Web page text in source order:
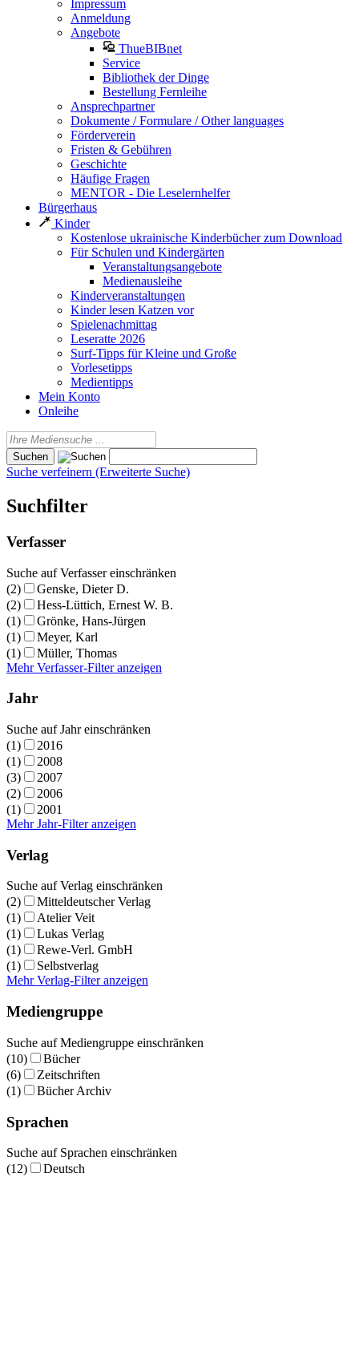
Impressum
Anmeldung
Angebote
ThueBIBnet
Service
Bibliothek der Dinge
Bestellung Fernleihe
Ansprechpartner
Dokumente / Formulare / Other languages
Förderverein
Fristen & Gebühren
Geschichte
Häufige Fragen
MENTOR - Die Leselernhelfer
Bürgerhaus
Kinder
Kostenlose ukrainische Kinderbücher zum Download
Für Schulen und Kindergärten
Veranstaltungsangebote
Medienausleihe
Kinderveranstaltungen
Kinder lesen Katzen vor
Spielenachmittag
Leseratte 2026
Surf-Tipps für Kleine und Große
Vorlesetipps
Medientipps
Mein Konto
Onleihe
Suche verfeinern (Erweiterte Suche)
Suchfilter
Verfasser
Suche auf Verfasser einschränken
(2)
Genske, Dieter D.
(2)
Hess-Lüttich, Ernest W. B.
(1)
Grönke, Hans-Jürgen
(1)
Meyer, Karl
(1)
Müller, Thomas
Mehr Verfasser-Filter anzeigen
Jahr
Suche auf Jahr einschränken
(1)
2016
(1)
2008
(3)
2007
(2)
2006
(1)
2001
Mehr Jahr-Filter anzeigen
Verlag
Suche auf Verlag einschränken
(2)
Mitteldeutscher Verlag
(1)
Atelier Veit
(1)
Lukas Verlag
(1)
Rewe-Verl. GmbH
(1)
Selbstverlag
Mehr Verlag-Filter anzeigen
Mediengruppe
Suche auf Mediengruppe einschränken
(10)
Bücher
(6)
Zeitschriften
(1)
Bücher Archiv
Sprachen
Suche auf Sprachen einschränken
(12)
Deutsch